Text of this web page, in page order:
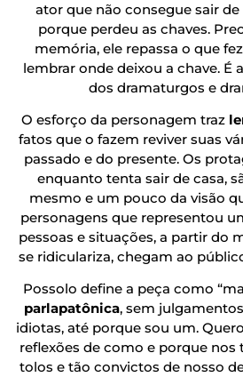
ator que não consegue sair
porque perdeu as chaves.
memória, ele repassa o que
lembrar onde deixou a chave. É
dos dramaturgos e
O esforço da personagem traz
fatos que o fazem reviver suas
passado e do presente. Os
enquanto tenta sair de casa,
mesmo e um pouco da visão
personagens que representou
pessoas e situações, a partir do
se ridiculariza, chegam ao
Possolo define a peça como
parlapatônica, sem
idiotas, até porque sou um.
reflexões de como e porque nos
tolos e tão convictos de nosso